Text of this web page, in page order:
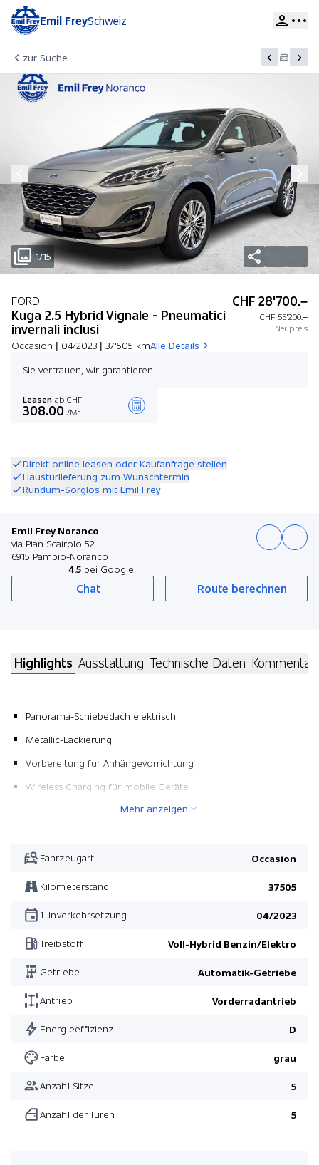
Emil FreySchweiz
zur Suche
1/15
FORD
Kuga 2.5 Hybrid Vignale - Pneumatici
invernali inclusi
Occasion | 04/2023 | 37'505 kmAlle Details
CHF 28'700.–
CHF 55'200.–
Neupreis
Sie vertrauen, wir garantieren.
Leasen ab CHF
308.00 /Mt.
Direkt online leasen oder Kaufanfrage stellen
Haustürlieferung zum Wunschtermin
Rundum-Sorglos mit Emil Frey
Emil Frey Noranco
via Pian Scairolo 52
6915 Pambio-Noranco
4.5 bei Google
Chat Route berechnen
Highlights Ausstattung Technische Daten Kommentar
Panorama-Schiebedach elektrisch
Metallic-Lackierung
Vorbereitung für Anhängevorrichtung
Wireless Charging für mobile Geräte
Pack Fahrassistenz
Pack Technologie
Mehr anzeigen
Fahrzeugart Occasion
Kilometerstand 37505
1. Inverkehrsetzung 04/2023
Treibstoff Voll-Hybrid Benzin/Elektro
Getriebe Automatik-Getriebe
Antrieb Vorderradantrieb
Energieeffizienz D
Farbe grau
Anzahl Sitze 5
Anzahl der Türen 5